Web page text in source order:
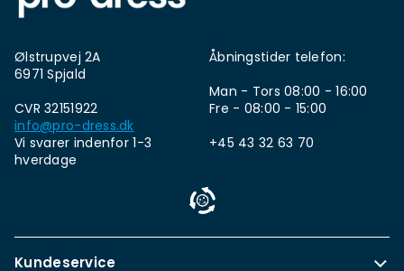
Ølstrupvej 2A
6971 Spjald
CVR 32151922
info@pro-dress.dk
Vi svarer indenfor 1-3
hverdage
Åbningstider telefon:
Man - Tors 08:00 - 16:00
Fre - 08:00 - 15:00
+45 43 32 63 70
Kundeservice